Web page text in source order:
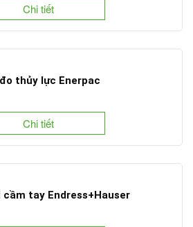
Chi tiết
thủy lực Enerpac
Chi tiết
cầm tay Endress+Hauser